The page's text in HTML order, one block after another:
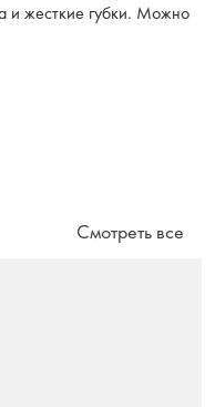
и жесткие губки. Можно
Смотреть все